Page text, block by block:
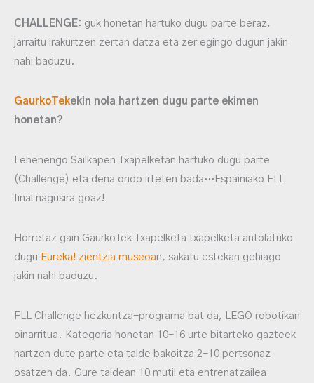
CHALLENGE: guk honetan hartuko dugu parte beraz,
jarraitu irakurtzen zertan datza eta zer egingo dugun jakin
nahi baduzu.
GaurkoTekekin nola hartzen dugu parte ekimen
honetan?
Lehenengo Sailkapen Txapelketan hartuko dugu parte
(Challenge) eta dena ondo irteten bada…Espainiako FLL
final nagusira goaz!
Horretaz gain GaurkoTek Txapelketa txapelketa antolatuko
dugu Eureka! zientzia museoan, sakatu estekan gehiago
jakin nahi baduzu.
FLL Challenge hezkuntza-programa bat da, LEGO robotikan
oinarritua. Kategoria honetan 10-16 urte bitarteko gazteek
hartzen dute parte eta talde bakoitza 2-10 pertsonaz
osatzen da. Gure taldean 10 mutil eta entrenatzailea